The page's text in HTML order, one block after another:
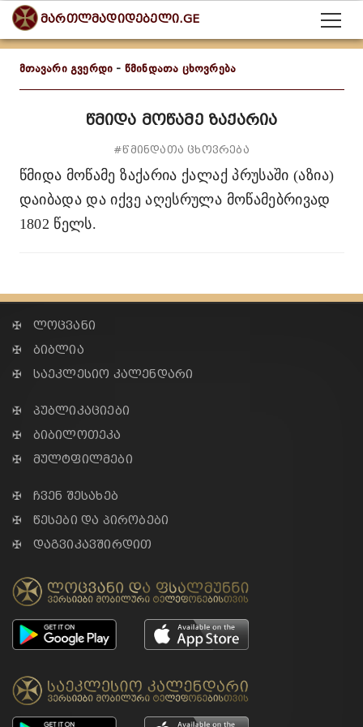
მართლმადიდებელი.GE
მთავარი გვერდი - წმინდათა ცხოვრება
წმიდა მოწამე ზაქარია
#წმინდათა ცხოვრება
წმიდა მოწამე ზაქარია ქალაქ პრუსაში (აზია)
დაიბადა და იქვე აღესრულა მოწამებრივად
1802 წელს.
✠ ლოცვანი
✠ ბიბლია
✠ საეკლესიო კალენდარი
✠ პუბლიკაციები
✠ ბიბილოთეკა
✠ მულტფილმები
✠ ჩვენ შესახებ
✠ წესები და პირობები
✠ დაგვიკავშირდით